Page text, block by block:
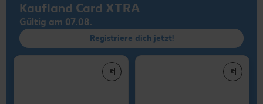
Kaufland Card XTRA
Gültig am 07.08.
Registriere dich jetzt!